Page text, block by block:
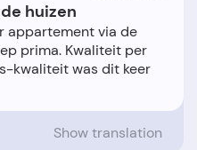
huizen
appartement via de
prima. Kwaliteit per
kwaliteit was dit keer
Show translation